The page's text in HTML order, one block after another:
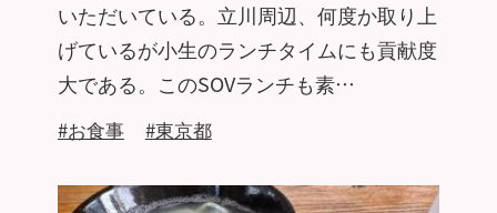
いただいている。立川周辺、何度か取り上
げているが小生のランチタイムにも貢献度
大である。このSOVランチも素…
#お食事 #東京都